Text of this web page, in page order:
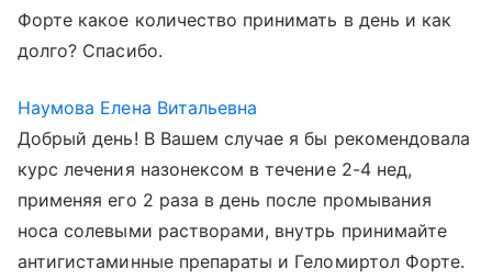
Форте какое количество принимать в день и как
долго? Спасибо.
Наумова Елена Витальевна
Добрый день! В Вашем случае я бы рекомендовала
курс лечения назонексом в течение 2-4 нед,
применяя его 2 раза в день после промывания
носа солевыми растворами, внутрь принимайте
антигистаминные препараты и Геломиртол Форте.